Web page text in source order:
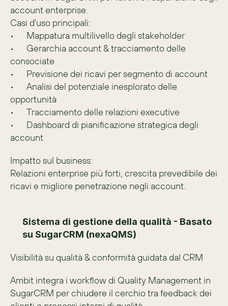
account enterprise.
Casi d'uso principali:
•	Mappatura multilivello degli stakeholder
•	Gerarchia account & tracciamento delle
consociate
•	Previsione dei ricavi per segmento di account
•	Analisi del potenziale inesplorato delle
opportunità
•	Tracciamento delle relazioni executive
•	Dashboard di pianificazione strategica degli
account
Impatto sul business:
Relazioni enterprise più forti, crescita prevedibile dei
ricavi e migliore penetrazione negli account.
Sistema di gestione della qualità - Basato
su SugarCRM (nexaQMS)
Visibilità su qualità & conformità guidata dal CRM
Ambit integra i workflow di Quality Management in
SugarCRM per chiudere il cerchio tra feedback dei